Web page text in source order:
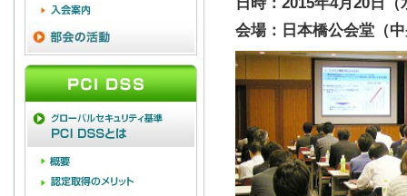
会場：日本橋公会堂（